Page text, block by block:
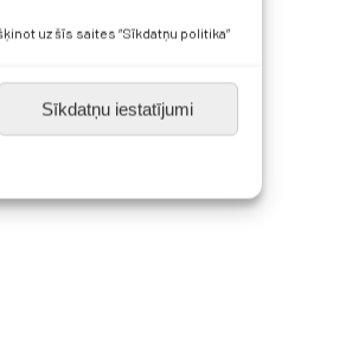
uz šīs saites “Sīkdatņu politika”
Sīkdatņu iestatījumi